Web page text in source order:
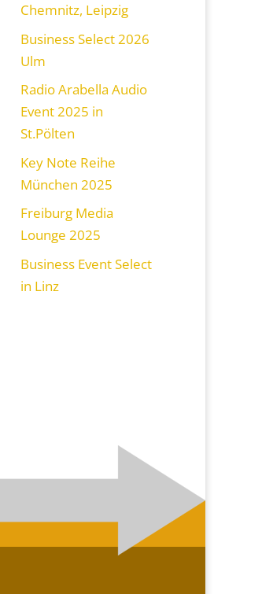
Chemnitz, Leipzig
Business Select 2026
Ulm
Radio Arabella Audio
Event 2025 in
St.Pölten
Key Note Reihe
München 2025
Freiburg Media
Lounge 2025
Business Event Select
in Linz